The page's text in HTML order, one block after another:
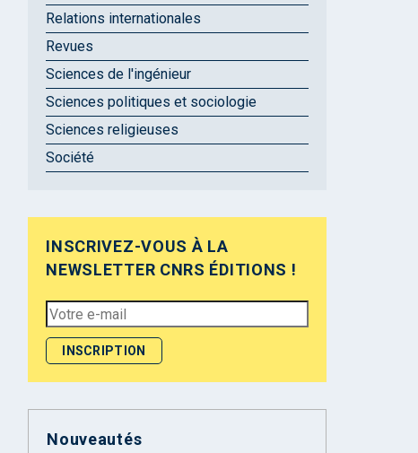
Relations internationales
Revues
Sciences de l'ingénieur
Sciences politiques et sociologie
Sciences religieuses
Société
INSCRIVEZ-VOUS À LA
NEWSLETTER CNRS ÉDITIONS !
Nouveautés